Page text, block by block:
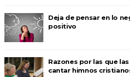
Deja de pensar en lo
positivo
Razones por las que
cantar himnos